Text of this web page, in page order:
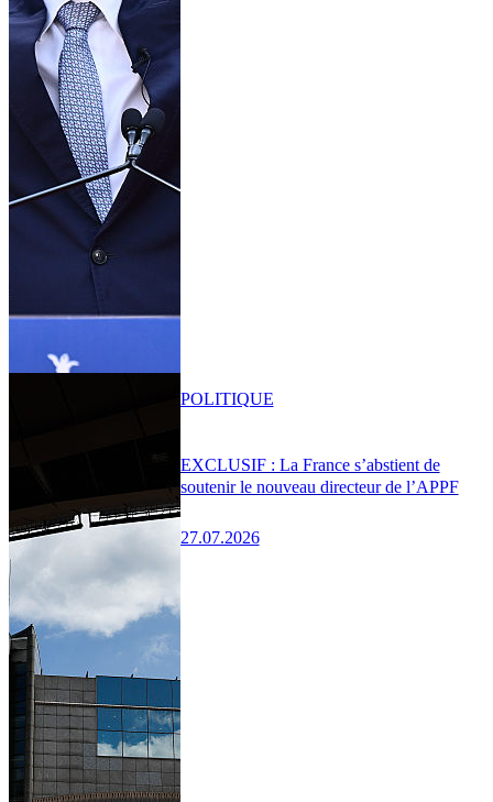
EXCLUSIF : La France s’abstient de
soutenir le nouveau directeur de l’APPF
27.07.2026
POLITIQUE